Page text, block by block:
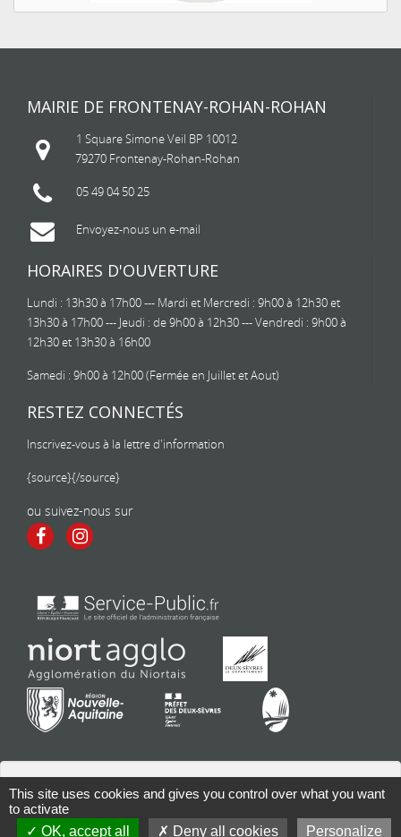
MAIRIE DE FRONTENAY-ROHAN-ROHAN
1 Square Simone Veil BP 10012
79270 Frontenay-Rohan-Rohan
05 49 04 50 25
Envoyez-nous un e-mail
HORAIRES D'OUVERTURE
Lundi : 13h30 à 17h00 --- Mardi et Mercredi : 9h00 à 12h30 et
13h30 à 17h00 --- Jeudi : de 9h00 à 12h30 --- Vendredi : 9h00 à
12h30 et 13h30 à 16h00
Samedi : 9h00 à 12h00 (Fermée en Juillet et Aout)
RESTEZ CONNECTÉS
Inscrivez-vous à la lettre d'information
{source}{/source}
ou suivez-nous sur
Contact| Copyright 2026 - Tous droits réservés | Conception : Mairie
This site uses cookies and gives you control over what you want
to activate
OK, accept all
Deny all cookies Personalize